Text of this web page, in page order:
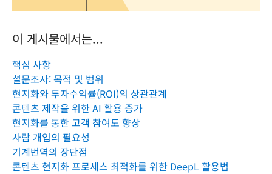
이 게시물에서는...
핵심 사항
설문조사: 목적 및 범위
현지화와 투자수익률(ROI)의 상관관계
콘텐츠 제작을 위한 AI 활용 증가
현지화를 통한 고객 참여도 향상
사람 개입의 필요성
기계번역의 장단점
콘텐츠 현지화 프로세스 최적화를 위한 DeepL 활용법